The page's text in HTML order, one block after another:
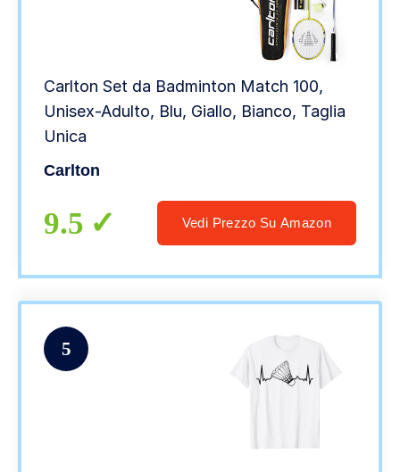
Carlton Set da Badminton Match 100,
Unisex-Adulto, Blu, Giallo, Bianco, Taglia
Unica
Carlton
9.5 Vedi Prezzo Su Amazon
5